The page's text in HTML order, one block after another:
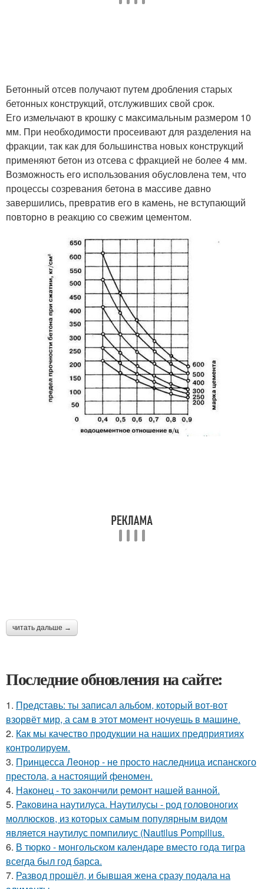
Бетонный отсев получают путем дробления старых
бетонных конструкций, отслуживших свой срок.
Его измельчают в крошку с максимальным размером 10
мм. При необходимости просеивают для разделения на
фракции, так как для большинства новых конструкций
применяют бетон из отсева с фракцией не более 4 мм.
Возможность его использования обусловлена тем, что
процессы созревания бетона в массиве давно
завершились, превратив его в камень, не вступающий
повторно в реакцию со свежим цементом.
читать дальше →
Последние обновления на сайте:
1. Представь: ты записал альбом, который вот-вот
взорвёт мир, а сам в этот момент ночуешь в машине.
2. Как мы качество продукции на наших предприятиях
контролируем.
3. Принцесса Леонор - не просто наследница испанского
престола, а настоящий феномен.
4. Наконец - то закончили ремонт нашей ванной.
5. Раковина наутилуса. Наутилусы - род головоногих
моллюсков, из которых самым популярным видом
является наутилус помпилиус (Nautilus Pompilius.
6. В тюрко - монгольском календаре вместо года тигра
всегда был год барса.
7. Развод прошёл, и бывшая жена сразу подала на